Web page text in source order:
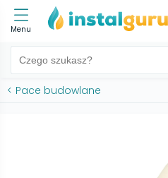
Menu
< Pace budowlane